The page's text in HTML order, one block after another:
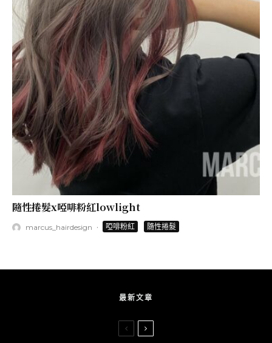
隨性捲髮x啞啡粉紅lowlight
marcus_hairdesign · 啞啡粉紅 隨性捲髮
最新文章